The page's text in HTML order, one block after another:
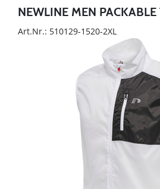
NEWLINE MEN PACKABLE
Art.Nr.: 510129-1520-2XL